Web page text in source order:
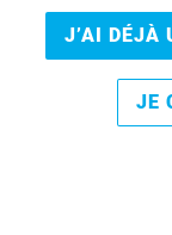
J’AI DÉJÀ
JE